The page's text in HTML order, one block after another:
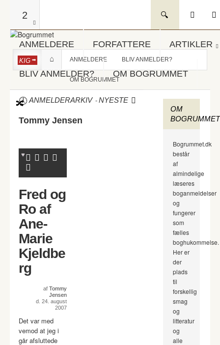
2
ANMELDERE FORFATTERE ARTIKLER
BLIV ANMELDER? OM BOGRUMMET
KIG ANMELDERE BLIV ANMELDER?
OM BOGRUMMET
ANMELDERARKIV -NYESTE
Tommy Jensen
Fred og
Ro af
Ane-
Marie
Kjeldbe
rg
af Tommy
Jensen
d. 24. august
2007
Det var med
vemod at jeg i
går afsluttede
OM
BOGRUMMET
Bogrummet.dk
består
af
almindelige
læseres
boganmeldelser
og
fungerer
som
fælles
boghukommelse.
Her er
der
plads
til
forskellig
smag
og
litteratur
og
alle